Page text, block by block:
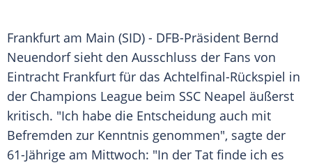
Frankfurt am Main (SID) - DFB-Präsident Bernd
Neuendorfsieht den Ausschluss der Fans von
Eintracht Frankfurt für das Achtelfinal-Rückspiel in
der Champions League beim SSC Neapel äußerst
kritisch. "Ich habe die Entscheidung auch mit
Befremden zur Kenntnis genommen", sagte der
61-Jährige am Mittwoch: "In der Tat finde ich es